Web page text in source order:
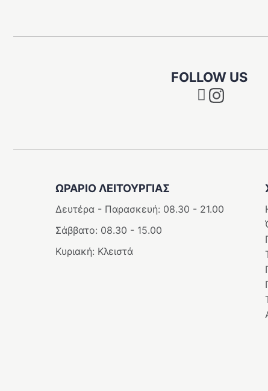
FOLLOW US
Instagram
ΩΡΑΡΙΟ ΛΕΙΤΟΥΡΓΊΑΣ
Δευτέρα - Παρασκευή: 08.30 - 21.00
Σάββατο: 08.30 - 15.00
Κυριακή: Κλειστά